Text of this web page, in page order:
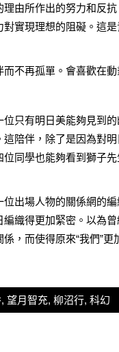
由所作出的努力和反
實現理想的阻礙。這
不再孤單。會喜歡在動
只有明日美能夠見到
陪伴，除了是因為對
同學也能夠看到獅子
出場人物的關係網的
織得更加緊密。以為
，而使得原來“我們”
, 望月智充, 柳沼行, 科幻